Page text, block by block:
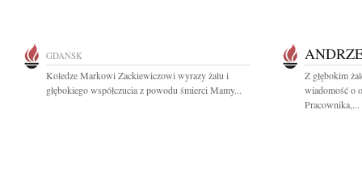
GDAŃSK
Koledze Markowi Zackiewiczowi wyrazy żalu i
głębokiego współczucia z powodu śmierci Mamy...
Z głębokim
wiadomość o
Pracownika,...